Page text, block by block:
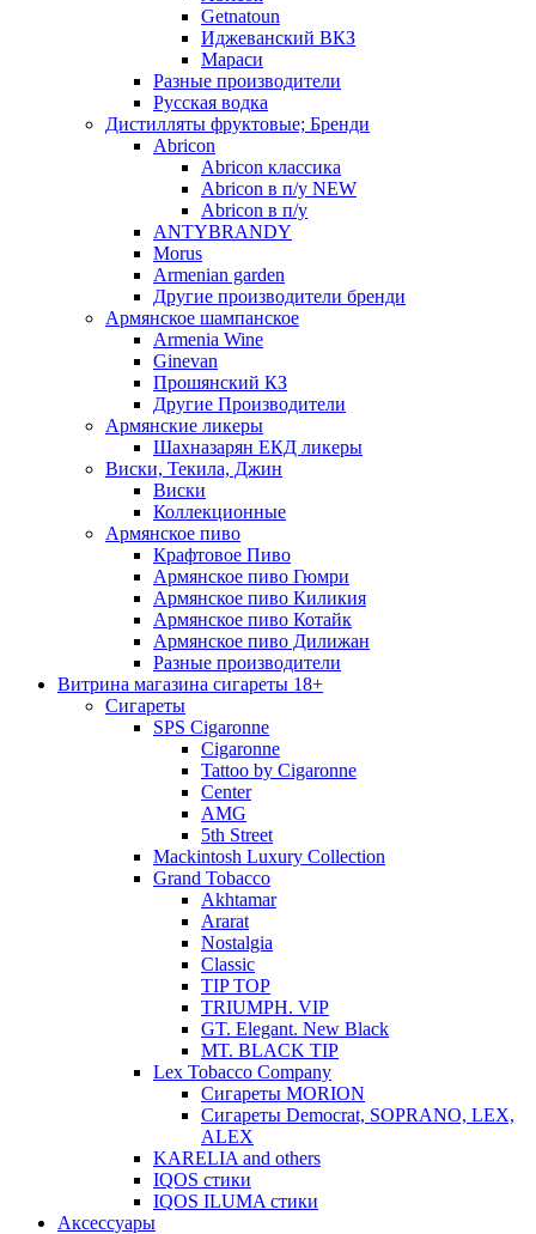
Getnatoun
Иджеванский ВКЗ
Мараси
Разные производители
Русская водка
Дистилляты фруктовые; Бренди
Abricon
Abricon классика
Abricon в п/у NEW
Abricon в п/у
ANTYBRANDY
Morus
Armenian garden
Другие производители бренди
Армянское шампанское
Armenia Wine
Ginevan
Прошянский КЗ
Другие Производители
Армянские ликеры
Шахназарян ЕКД ликеры
Виски, Текила, Джин
Виски
Коллекционные
Армянское пиво
Крафтовое Пиво
Армянское пиво Гюмри
Армянское пиво Киликия
Армянское пиво Котайк
Армянское пиво Дилижан
Разные производители
Витрина магазина сигареты 18+
Cигареты
SPS Cigaronne
Сigaronne
Tattoo by Cigaronne
Center
AMG
5th Street
Mackintosh Luxury Collection
Grand Tobacco
Akhtamar
Ararat
Nostalgia
Classic
TIP TOP
TRIUMPH. VIP
GT. Elegant. New Black
MT. BLACK TIP
Lex Tobacco Company
Сигареты MORION
Сигареты Democrat, SOPRANO, LEX,
ALEX
KARELIA and others
IQOS стики
IQOS ILUMA стики
Аксессуары